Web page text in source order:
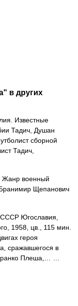
в других
Известные
Тадич, Душан
сборной
Тадич,
Жанр военный
Щепанович
Югославия,
1958, цв., 115 мин.
героя
сражавшегося в
Плеша,… …